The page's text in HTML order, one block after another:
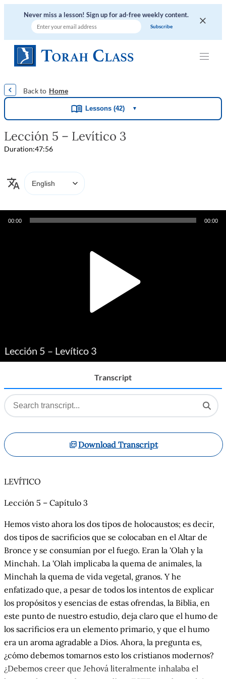
Never miss a lesson! Sign up for ad-free weekly content.
Home
Lessons (42) ▼
Lección 5 – Levítico 3
Duration:47:56
00:00 00:00
Lección 5 – Levítico 3
Transcript
Download Transcript
LEVÍTICO
Lección 5 – Capítulo 3
Hemos visto ahora los dos tipos de holocaustos; es decir,
dos tipos de sacrificios que se colocaban en el Altar de
Bronce y se consumían por el fuego. Eran la 'Olah y la
Minchah. La 'Olah implicaba la quema de animales, la
Minchah la quema de vida vegetal, granos. Y he
enfatizado que, a pesar de todos los intentos de explicar
los propósitos y esencias de estas ofrendas, la Biblia, en
este punto de nuestro estudio, deja claro que el humo de
los sacrificios era un elemento primario, y que el humo
era un aroma agradable a Dios. Ahora, la pregunta es,
¿cómo debemos tomarnos esto los cristianos modernos?
¿Debemos creer que Jehová literalmente inhalaba el